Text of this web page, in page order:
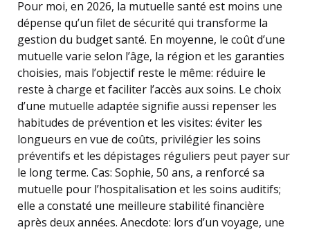
Pour moi, en 2026, la mutuelle santé est moins une
dépense qu’un filet de sécurité qui transforme la
gestion du budget santé. En moyenne, le coût d’une
mutuelle varie selon l’âge, la région et les garanties
choisies, mais l’objectif reste le même: réduire le
reste à charge et faciliter l’accès aux soins. Le choix
d’une mutuelle adaptée signifie aussi repenser les
habitudes de prévention et les visites: éviter les
longueurs en vue de coûts, privilégier les soins
préventifs et les dépistages réguliers peut payer sur
le long terme. Cas: Sophie, 50 ans, a renforcé sa
mutuelle pour l’hospitalisation et les soins auditifs;
elle a constaté une meilleure stabilité financière
après deux années. Anecdote: lors d’un voyage, une